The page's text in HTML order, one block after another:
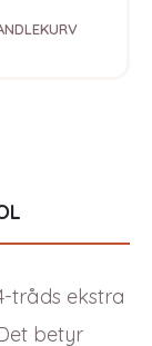
tråds ekstra
betyr